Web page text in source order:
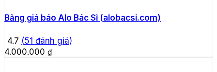
Bảng giá báo Alo Bác Sĩ (alobacsi.com)
4.7 (51 đánh giá)
4.000.000 ₫